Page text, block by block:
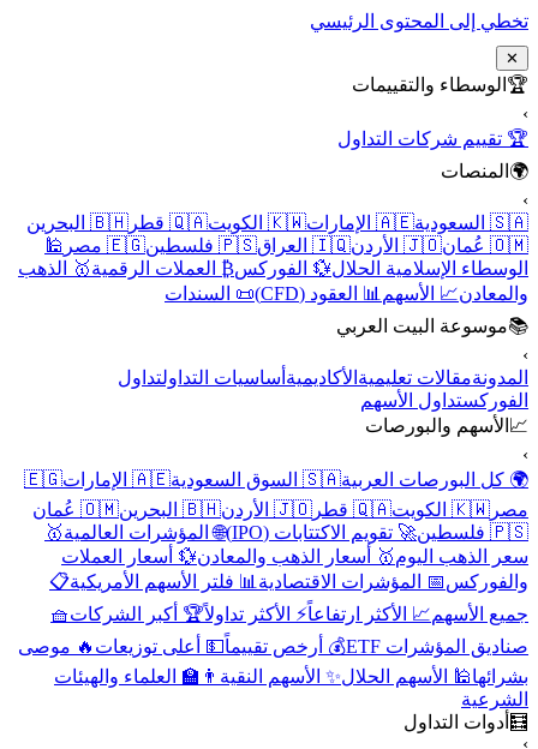
تخطي إلى المحتوى الرئيسي
✕
🏆 الوسطاء والتقييمات
›
🏆 تقييم شركات التداول
🌍 المنصات
›
🇸🇦 السعودية
🇦🇪 الإمارات 🇰🇼 الكويت 🇶🇦 قطر
🇧🇭 البحرين
🇴🇲 عُمان
🇯🇴 الأردن 🇮🇶 العراق 🇵🇸 فلسطين 🇪🇬 مصر
🕌
الوسطاء الإسلامية الحلال💱 الفوركس₿ العملات الرقمية🥇 الذهب
والمعادن📈 الأسهم 📊 العقود (CFD)
📜 السندات
📚موسوعة البيت العربي
›
المدونةمقالات تعليمية الأكاديمية أساسيات التداولتداول
الفوركستداول الأسهم
📈 الأسهم والبورصات
›
🌍 كل البورصات العربية🇸🇦 السوق السعودية 🇦🇪 الإمارات
🇪🇬
مصر 🇰🇼 الكويت 🇶🇦 قطر 🇯🇴 الأردن 🇧🇭 البحرين
🇴🇲 عُمان
🇵🇸 فلسطين
🚀 تقويم الاكتتابات (IPO) 🌐 المؤشرات العالمية🥇
سعر الذهب اليوم🥇 أسعار الذهب والمعادن💱 أسعار العملات
والفوركس📅 المؤشرات الاقتصادية 📊 فلتر الأسهم الأمريكية📋
جميع الأسهم📈 الأكثر ارتفاعاً⚡ الأكثر تداولاً🏆 أكبر الشركات🧺
صناديق المؤشرات ETF
💰 أرخص تقييماً💵 أعلى توزيعات 🔥 موصى
بشرائها🕌 الأسهم الحلال✨ الأسهم النقية 👨‍🏫 العلماء والهيئات
الشرعية
🧮 أدوات التداول
›